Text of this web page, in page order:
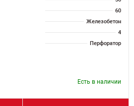
60
Железобетон
4
Перфоратор
Есть в наличии